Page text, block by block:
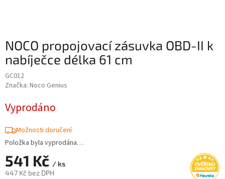
NOCO propojovací zásuvka OBD-II k
nabíječce délka 61 cm
GC012
Značka: Noco Genius
541 Kč / ks
447 Kč bez DPH
Vyprodáno
Možnosti doručení
Položka byla vyprodána…